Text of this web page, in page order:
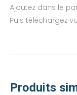
Ajoutez dans le
Puis téléchargez
Produits